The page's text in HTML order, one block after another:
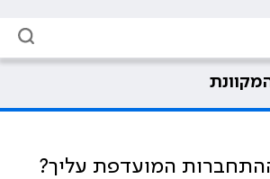
המועדפת עליך?